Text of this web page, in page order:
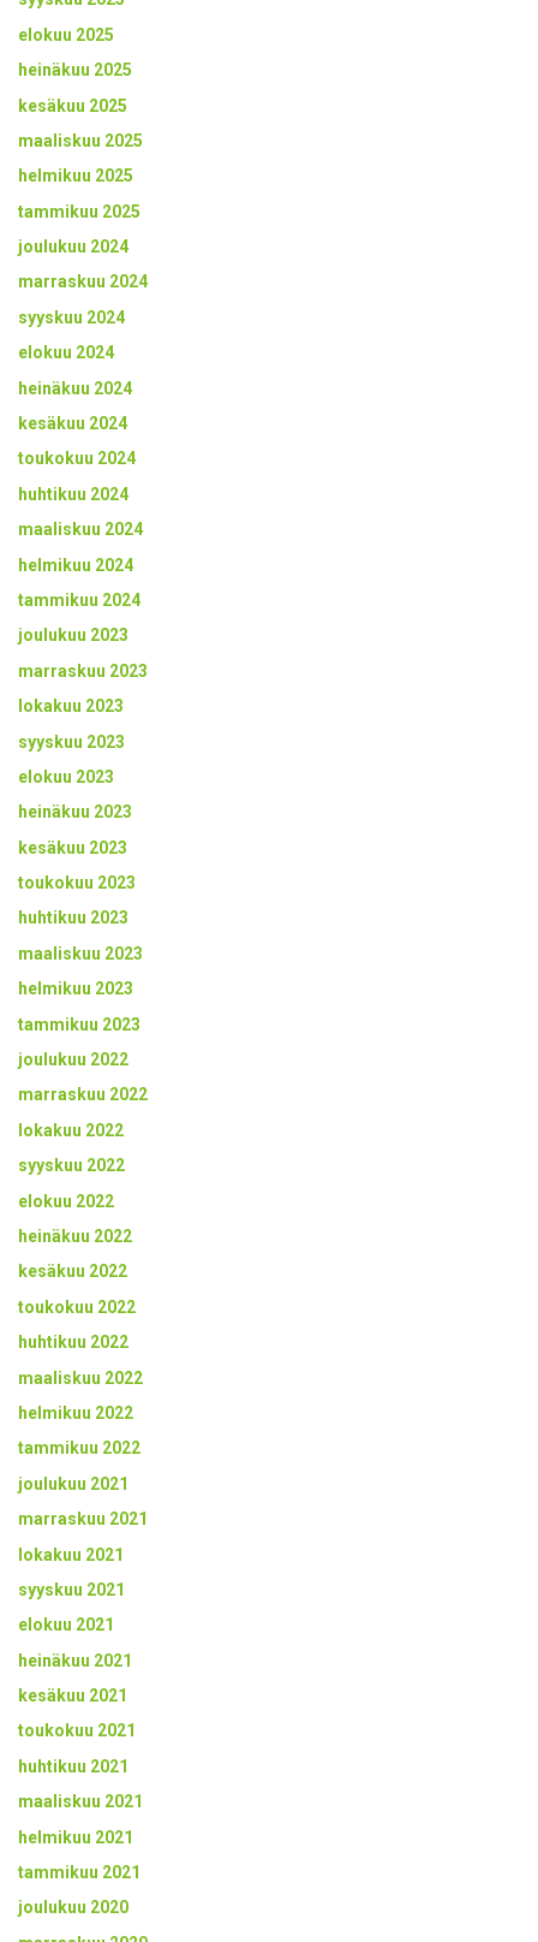
elokuu 2025
heinäkuu 2025
kesäkuu 2025
maaliskuu 2025
helmikuu 2025
tammikuu 2025
joulukuu 2024
marraskuu 2024
syyskuu 2024
elokuu 2024
heinäkuu 2024
kesäkuu 2024
toukokuu 2024
huhtikuu 2024
maaliskuu 2024
helmikuu 2024
tammikuu 2024
joulukuu 2023
marraskuu 2023
lokakuu 2023
syyskuu 2023
elokuu 2023
heinäkuu 2023
kesäkuu 2023
toukokuu 2023
huhtikuu 2023
maaliskuu 2023
helmikuu 2023
tammikuu 2023
joulukuu 2022
marraskuu 2022
lokakuu 2022
syyskuu 2022
elokuu 2022
heinäkuu 2022
kesäkuu 2022
toukokuu 2022
huhtikuu 2022
maaliskuu 2022
helmikuu 2022
tammikuu 2022
joulukuu 2021
marraskuu 2021
lokakuu 2021
syyskuu 2021
elokuu 2021
heinäkuu 2021
kesäkuu 2021
toukokuu 2021
huhtikuu 2021
maaliskuu 2021
helmikuu 2021
tammikuu 2021
joulukuu 2020